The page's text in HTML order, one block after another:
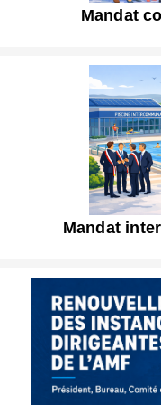
Mandat
Mandat